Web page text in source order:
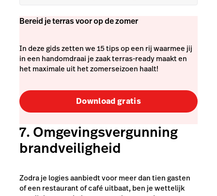
Bereid je terras voor op de zomer
In deze gids zetten we 15 tips op een rij waarmee jij
in een handomdraai je zaak terras-ready maakt en
het maximale uit het zomerseizoen haalt!
Download gratis
7. Omgevingsvergunning
brandveiligheid
Zodra je logies aanbiedt voor meer dan tien gasten
of een restaurant of café uitbaat, ben je wettelijk